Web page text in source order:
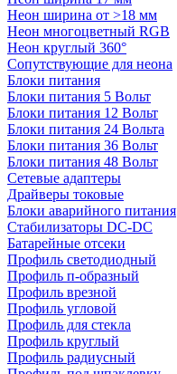
Неон ширина от >18 мм
Неон многоцветный RGB
Неон круглый 360°
Сопутствующие для неона
Блоки питания
Блоки питания 5 Вольт
Блоки питания 12 Вольт
Блоки питания 24 Вольта
Блоки питания 36 Вольт
Блоки питания 48 Вольт
Сетевые адаптеры
Драйверы токовые
Блоки аварийного питания
Стабилизаторы DC-DC
Батарейные отсеки
Профиль светодиодный
Профиль п-образный
Профиль врезной
Профиль угловой
Профиль для стекла
Профиль круглый
Профиль радиусный